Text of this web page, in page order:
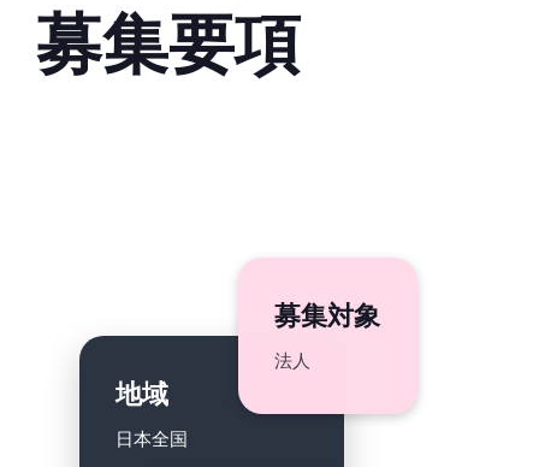
募集要項
募集対象
法人
地域
日本全国